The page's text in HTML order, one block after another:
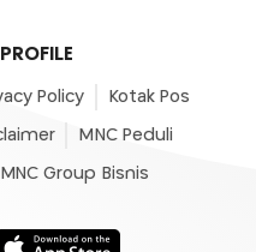
Policy Kotak Pos
MNC Peduli
MNC Group Bisnis